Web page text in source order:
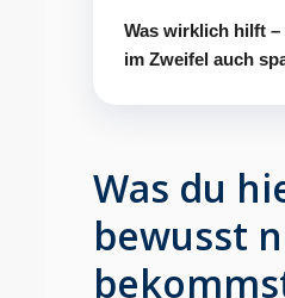
Was wirklich hilft
im Zweifel auch
Was du
bewusst